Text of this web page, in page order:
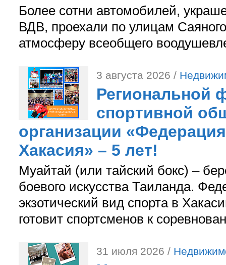
Более сотни автомобилей,
ВДВ, проехали по улицам
атмосферу всеобщего
3 августа 2026 /
Региональной
спортивной
организации
Хакасия» – 5 лет!
Муайтай (или тайский бокс) –
боевого искусства Таиланда.
экзотический вид спорта в
готовит спортсменов к
31 июля 2026 /